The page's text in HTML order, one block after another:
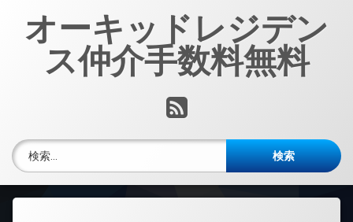
オーキッドレジデン
ス仲介手数料無料
RSS
検索: